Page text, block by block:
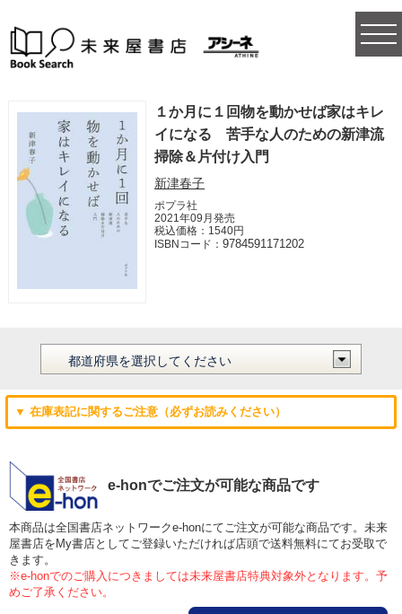
１か月に１回物を動かせば家はキレ
イになる 苦手な人のための新津流
掃除＆片付け入門
新津春子
ポプラ社
2021年09月発売
税込価格：1540円
ISBNコード：9784591171202
▼ 在庫表記に関するご注意（必ずお読みください）
e-honでご注文が可能な商品です
本商品は全国書店ネットワークe-honにてご注文が可能な商品です。未来
屋書店をMy書店としてご登録いただければ店頭で送料無料にてお受取で
きます。
※e-honでのご購入につきましては未来屋書店特典対象外となります。予
めご了承ください。